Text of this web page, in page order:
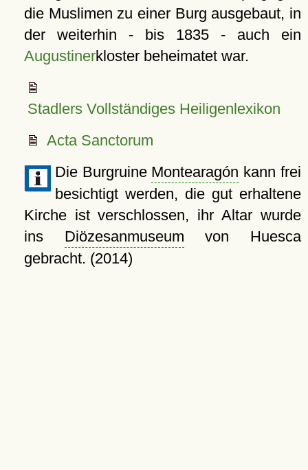
die Muslimen zu einer Burg ausgebaut, in
der weiterhin - bis 1835 - auch ein
Augustinerkloster beheimatet war.
Stadlers Vollständiges Heiligenlexikon
Acta Sanctorum
Die Burgruine Montearagón kann frei
besichtigt werden, die gut erhaltene
Kirche ist verschlossen, ihr Altar wurde
ins Diözesanmuseum von Huesca
gebracht. (2014)